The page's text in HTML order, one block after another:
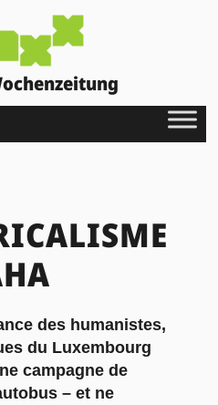
des humanistes,
du Luxembourg
campagne de
– et ne